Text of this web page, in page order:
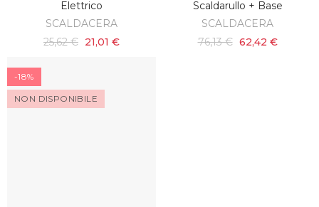
Elettrico
SCALDACERA
25,62 € 21,01 €
Scaldarullo + Base
SCALDACERA
76,13 € 62,42 €
-18%
NON DISPONIBILE